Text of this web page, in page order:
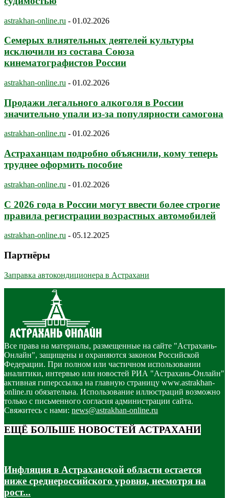
astrakhan-online.ru - 01.02.2026
Семерых влиятельных деятелей культуры
исключили из состава Союза
кинематографистов России
astrakhan-online.ru - 01.02.2026
Продажи легального алкоголя в России
значительно упали из-за популярности самогона
astrakhan-online.ru - 01.02.2026
Астраханцам подробно объяснили, кому теперь
труднее оформить пособие
astrakhan-online.ru - 01.02.2026
С 2026 года в России могут ввести более строгие
правила регистрации возрастных автомобилей
astrakhan-online.ru - 05.12.2025
Партнёры
Заправка автокондиционера в Астрахани
Все права на материалы, размещенные на сайте "Астрахань-
Онлайн", защищены и охраняются законом Российской
Федерации. При полном или частичном использовании
аналитики, интервью или новостей РИА "Астрахань-Онлайн"
активная гиперссылка на главную страницу www.astrakhan-
online.ru обязательна. Использование иллюстраций возможно
только с письменного согласия администрации сайта.
Свяжитесь с нами: news@astrakhan-online.ru
ЕЩЁ БОЛЬШЕ НОВОСТЕЙ АСТРАХАНИ
Инфляция в Астраханской области остается
ниже среднероссийского уровня, несмотря на
рост...